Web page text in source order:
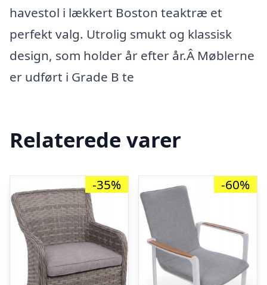
havestol i lækkert Boston teaktræ et
perfekt valg. Utrolig smukt og klassisk
design, som holder år efter år.Â Møblerne
er udført i Grade B te
Relaterede varer
-35% -60%